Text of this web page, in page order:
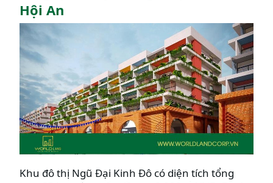
Hội An
Khu đô thị Ngũ Đại Kinh Đô có diện tích tổng